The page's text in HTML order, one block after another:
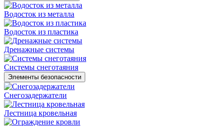
Водосток из металла
Водосток из пластика
Дренажные системы
Системы снеготаяния
Элементы безопасности
Снегозадержатели
Лестница кровельная